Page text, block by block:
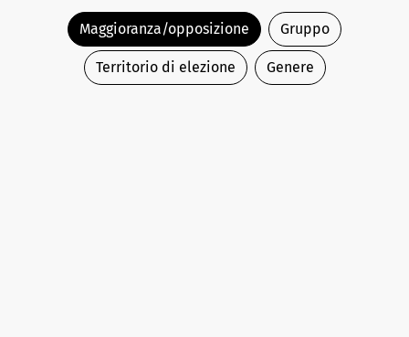
Maggioranza/opposizione Gruppo
Territorio di elezione Genere